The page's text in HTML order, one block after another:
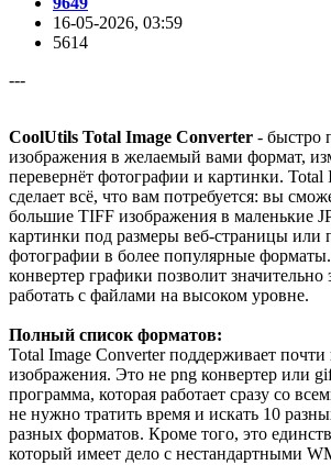
16-05-2026, 03:59
5614
---
CoolUtils Total Image Converter - быстро
изображения в желаемый вами формат,
перевернёт фотографии и картинки. Total
сделает всё, что вам потребуется: вы
большие TIFF изображения в маленькие
картинки под размеры веб-страницы или
фотографии в более популярные
конвертер графики позволит
работать с файлами на высоком уровне.
Полный список форматов:
Total Image Converter поддерживает
изображения. Это не png конвертер или
программа, которая работает сразу со
не нужно тратить время и искать 10
разных форматов. Кроме того, это
который имеет дело с нестандартными